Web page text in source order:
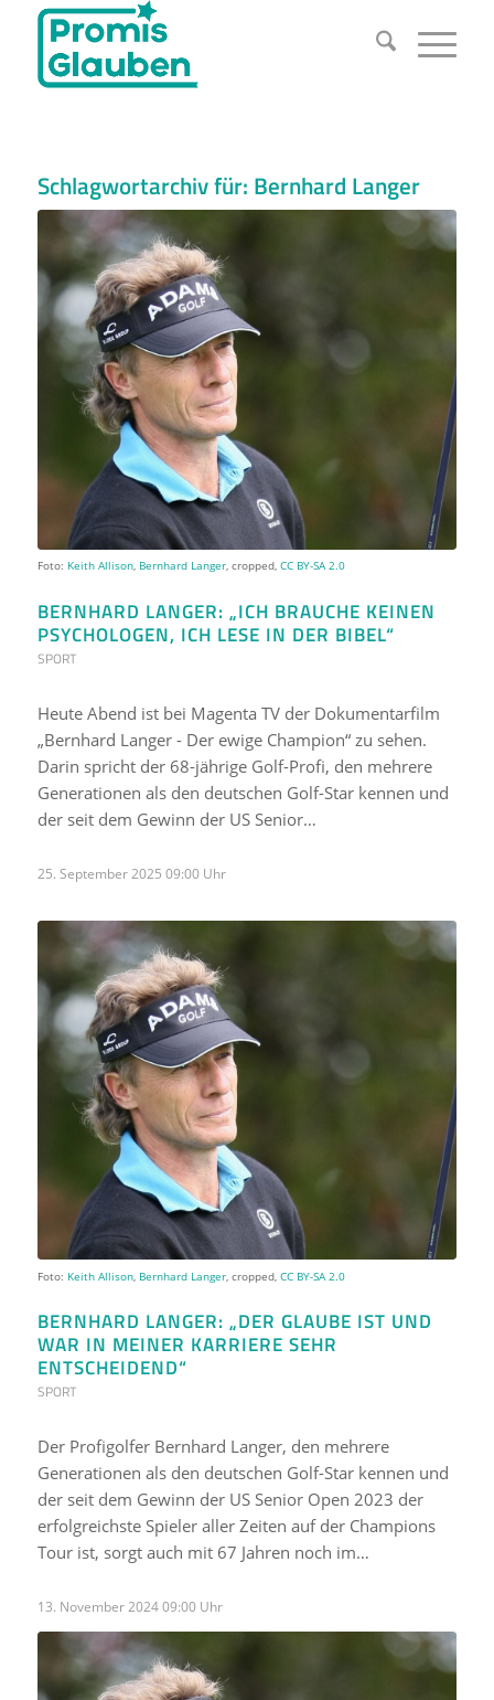
Schlagwortarchiv für: Bernhard Langer
Foto: Keith Allison, Bernhard Langer, cropped, CC BY-SA 2.0
BERNHARD LANGER: „ICH BRAUCHE KEINEN
PSYCHOLOGEN, ICH LESE IN DER BIBEL“
SPORT
Heute Abend ist bei Magenta TV der Dokumentarfilm
„Bernhard Langer - Der ewige Champion“ zu sehen.
Darin spricht der 68-jährige Golf-Profi, den mehrere
Generationen als den deutschen Golf-Star kennen und
der seit dem Gewinn der US Senior…
25. September 2025 09:00 Uhr
Foto: Keith Allison, Bernhard Langer, cropped, CC BY-SA 2.0
BERNHARD LANGER: „DER GLAUBE IST UND
WAR IN MEINER KARRIERE SEHR
ENTSCHEIDEND“
SPORT
Der Profigolfer Bernhard Langer, den mehrere
Generationen als den deutschen Golf-Star kennen und
der seit dem Gewinn der US Senior Open 2023 der
erfolgreichste Spieler aller Zeiten auf der Champions
Tour ist, sorgt auch mit 67 Jahren noch im…
13. November 2024 09:00 Uhr